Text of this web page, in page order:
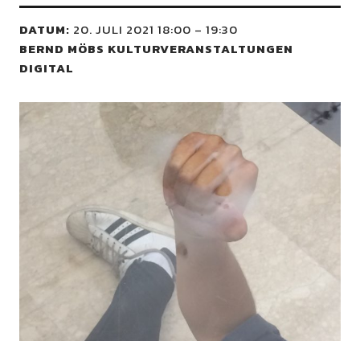
DATUM: 20. JULI 2021 18:00 – 19:30
BERND MÖBS KULTURVERANSTALTUNGEN
DIGITAL